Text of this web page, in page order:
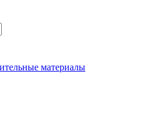
материалы